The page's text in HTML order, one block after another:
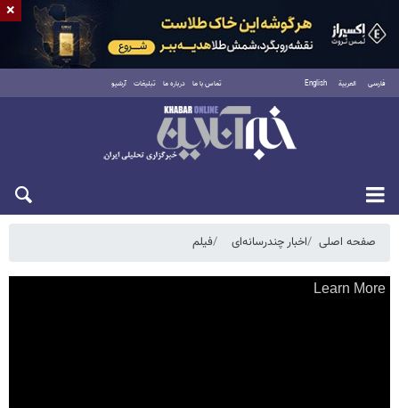
فارسی العربية English تماس با ما درباره ما تبلیغات آرشیو
یکشنبه ۱۸ مرداد ۱۴۰۵
صفحه اصلی اخبار چندرسانه‌ای فیلم
×